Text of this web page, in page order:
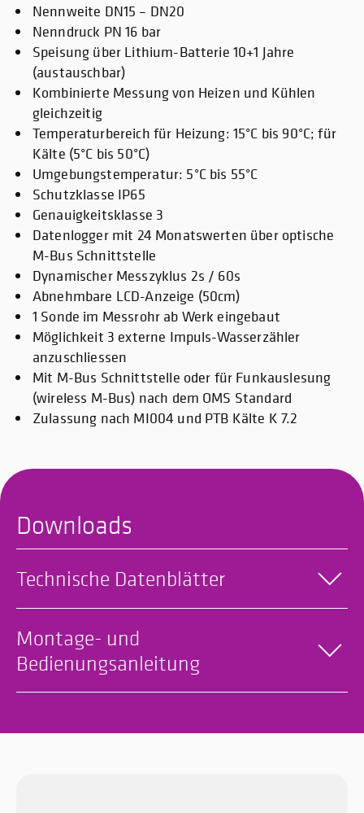
Nennweite DN15 – DN20
Nenndruck PN 16 bar
Speisung über Lithium-Batterie 10+1 Jahre
(austauschbar)
Kombinierte Messung von Heizen und Kühlen
gleichzeitig
Temperaturbereich für Heizung: 15°C bis 90°C; für
Kälte (5°C bis 50°C)
Umgebungstemperatur: 5°C bis 55°C
Schutzklasse IP65
Genauigkeitsklasse 3
Datenlogger mit 24 Monatswerten über optische
M-Bus Schnittstelle
Dynamischer Messzyklus 2s / 60s
Abnehmbare LCD-Anzeige (50cm)
1 Sonde im Messrohr ab Werk eingebaut
Möglichkeit 3 externe Impuls-Wasserzähler
anzuschliessen
Mit M-Bus Schnittstelle oder für Funkauslesung
(wireless M-Bus) nach dem OMS Standard
Zulassung nach MI004 und PTB Kälte K 7.2
Downloads
Technische Datenblätter
Montage- und
Bedienungsanleitung